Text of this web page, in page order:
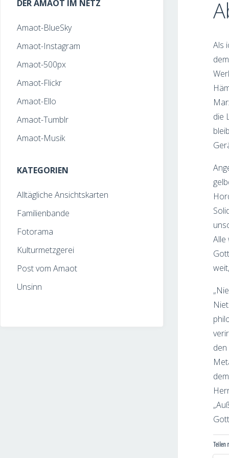
Als
die
Alle
Teilen
DER AMAOT IM NETZ
Amaot-BlueSky
Amaot-Instagram
Amaot-500px
Amaot-Flickr
Amaot-Ello
Amaot-Tumblr
Amaot-Musik
KATEGORIEN
Alltägliche Ansichtskarten
Familienbande
Fotorama
Kulturmetzgerei
Post vom Amaot
Unsinn